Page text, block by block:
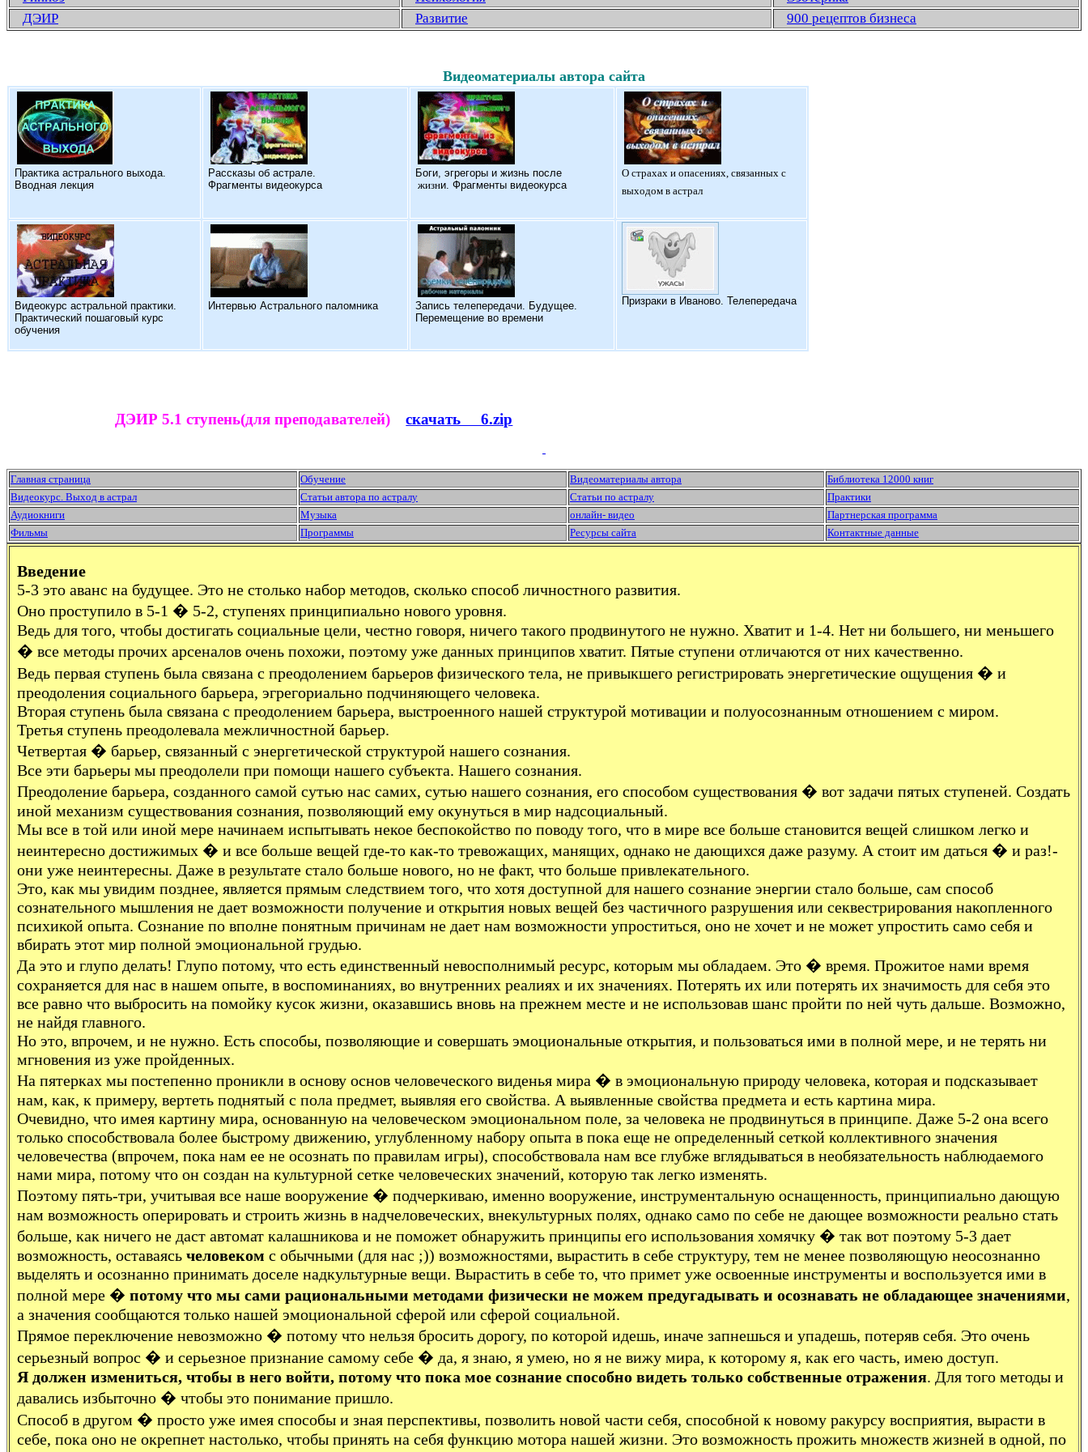
ДЭИР
Развитие 900 рецептов бизнеса
Видеоматериалы автора сайта
Практика астрального выхода.
Вводная лекция
Рассказы об астрале.
Фрагменты видеокурса
Боги, эгрегоры и жизнь после
жизни. Фрагменты видеокурса
О страхах и опасениях, связанных с
выходом в астрал
Видеокурс астральной практики.
Практический пошаговый курс
обучения
Интервью Астрального паломника
Запись телепередачи. Будущее.
Перемещение во времени
Призраки в Иваново. Телепередача
ДЭИР 5.1 ступень(для преподавателей) скачать 6.zip
Главная страница Обучение Видеоматериалы автора
Библиотека 12000 книг
Видеокурс. Выход в астрал
Статьи автора по астралу Статьи по астралу
Практики
Аудиокниги
Музыка онлайн- видео
Партнерская программа
Фильмы
Программы Ресурсы сайта Контактные данные
Введение
5-3 это аванс на будущее. Это не столько набор методов, сколько способ личностного развития.
Оно проступило в 5-1 � 5-2, ступенях принципиально нового уровня.
Ведь для того, чтобы достигать социальные цели, честно говоря, ничего такого продвинутого не нужно. Хватит и 1-4. Нет ни большего, ни меньшего
� все методы прочих арсеналов очень похожи, поэтому уже данных принципов хватит. Пятые ступени отличаются от них качественно.
Ведь первая ступень была связана с преодолением барьеров физического тела, не привыкшего регистрировать энергетические ощущения � и
преодоления социального барьера, эгрегориально подчиняющего человека.
Вторая ступень была связана с преодолением барьера, выстроенного нашей структурой мотивации и полуосознанным отношением с миром.
Третья ступень преодолевала межличностной барьер.
Четвертая � барьер, связанный с энергетической структурой нашего сознания.
Все эти барьеры мы преодолели при помощи нашего субъекта. Нашего сознания.
Преодоление барьера, созданного самой сутью нас самих, сутью нашего сознания, его способом существования � вот задачи пятых ступеней. Создать
иной механизм существования сознания, позволяющий ему окунуться в мир надсоциальный.
Мы все в той или иной мере начинаем испытывать некое беспокойство по поводу того, что в мире все больше становится вещей слишком легко и
неинтересно достижимых � и все больше вещей где-то как-то тревожащих, манящих, однако не дающихся даже разуму. А стоит им даться � и раз!-
они уже неинтересны. Даже в результате стало больше нового, но не факт, что больше привлекательного.
Это, как мы увидим позднее, является прямым следствием того, что хотя доступной для нашего сознание энергии стало больше, сам способ
сознательного мышления не дает возможности получение и открытия новых вещей без частичного разрушения или секвестрирования накопленного
психикой опыта. Сознание по вполне понятным причинам не дает нам возможности упроститься, оно не хочет и не может упростить само себя и
вбирать этот мир полной эмоциональной грудью.
Да это и глупо делать! Глупо потому, что есть единственный невосполнимый ресурс, которым мы обладаем. Это � время. Прожитое нами время
сохраняется для нас в нашем опыте, в воспоминаниях, во внутренних реалиях и их значениях. Потерять их или потерять их значимость для себя это
все равно что выбросить на помойку кусок жизни, оказавшись вновь на прежнем месте и не использовав шанс пройти по ней чуть дальше. Возможно,
не найдя главного.
Но это, впрочем, и не нужно. Есть способы, позволяющие и совершать эмоциональные открытия, и пользоваться ими в полной мере, и не терять ни
мгновения из уже пройденных.
На пятерках мы постепенно проникли в основу основ человеческого виденья мира � в эмоциональную природу человека, которая и подсказывает
нам, как, к примеру, вертеть поднятый с пола предмет, выявляя его свойства. А выявленные свойства предмета и есть картина мира.
Очевидно, что имея картину мира, основанную на человеческом эмоциональном поле, за человека не продвинуться в принципе. Даже 5-2 она всего
только способствовала более быстрому движению, углубленному набору опыта в пока еще не определенный сеткой коллективного значения
человечества (впрочем, пока нам ее не осознать по правилам игры), способствовала нам все глубже вглядываться в необязательность наблюдаемого
нами мира, потому что он создан на культурной сетке человеческих значений, которую так легко изменять.
Поэтому пять-три, учитывая все наше вооружение � подчеркиваю, именно вооружение, инструментальную оснащенность, принципиально дающую
нам возможность оперировать и строить жизнь в надчеловеческих, внекультурных полях, однако само по себе не дающее возможности реально стать
больше, как ничего не даст автомат калашникова и не поможет обнаружить принципы его использования хомячку � так вот поэтому 5-3 дает
возможность, оставаясь человеком с обычными (для нас ;)) возможностями, вырастить в себе структуру, тем не менее позволяющую неосознанно
выделять и осознанно принимать доселе надкультурные вещи. Вырастить в себе то, что примет уже освоенные инструменты и воспользуется ими в
полной мере � потому что мы сами рациональными методами физически не можем предугадывать и осознавать не обладающее значениями,
а значения сообщаются только нашей эмоциональной сферой или сферой социальной.
Прямое переключение невозможно � потому что нельзя бросить дорогу, по которой идешь, иначе запнешься и упадешь, потеряв себя. Это очень
серьезный вопрос � и серьезное признание самому себе � да, я знаю, я умею, но я не вижу мира, к которому я, как его часть, имею доступ.
Я должен измениться, чтобы в него войти, потому что пока мое сознание способно видеть только собственные отражения. Для того методы и
давались избыточно � чтобы это понимание пришло.
Способ в другом � просто уже имея способы и зная перспективы, позволить новой части себя, способной к новому ракурсу восприятия, вырасти в
себе, пока оно не окрепнет настолько, чтобы принять на себя функцию мотора нашей жизни. Это возможность прожить множеств жизней в одной, по